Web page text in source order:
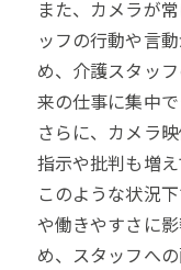
また、カメラが
ッフの行動や言
め、介護スタッ
来の仕事に集中
さらに、カメラ
指示や批判も増え
このような状況
や働きやすさに
め、スタッフへ